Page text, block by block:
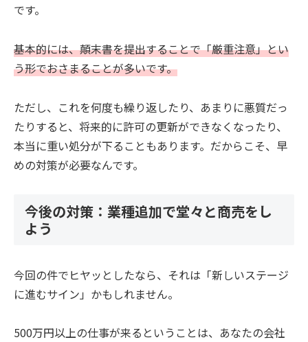
です。
基本的には、顛末書を提出することで「厳重注意」とい
う形でおさまることが多いです。
ただし、これを何度も繰り返したり、あまりに悪質だっ
たりすると、将来的に許可の更新ができなくなったり、
本当に重い処分が下ることもあります。だからこそ、早
めの対策が必要なんです。
今後の対策：業種追加で堂々と商売をし
よう
今回の件でヒヤッとしたなら、それは「新しいステージ
に進むサイン」かもしれません。
500万円以上の仕事が来るということは、あなたの会社